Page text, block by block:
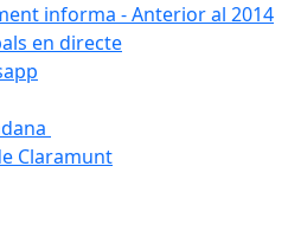
informa - Anterior al 2014
en directe
Claramunt